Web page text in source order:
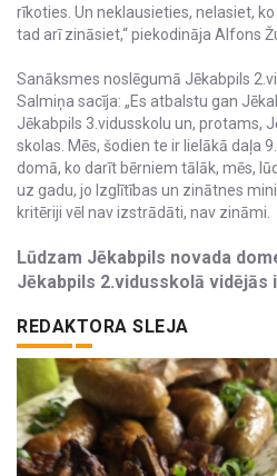
rīkoties. Un neklausieties, nelasiet,
tad arī zināsiet,“ piekodināja Alfons
Sanāksmes noslēgumā Jēkabpils
Salmiņa sacīja: „Es atbalstu gan
Jēkabpils 3.vidusskolu un, protams,
skolas. Mēs, šodien te ir lielākā daļa
domā, ko darīt bērniem tālāk, mēs,
uz gadu, jo Izglītības un zinātnes
kritēriji vēl nav izstrādāti, nav zināmi.
Lūdzam Jēkabpils novada
Jēkabpils 2.vidusskolā vidējās
REDAKTORA SLEJA